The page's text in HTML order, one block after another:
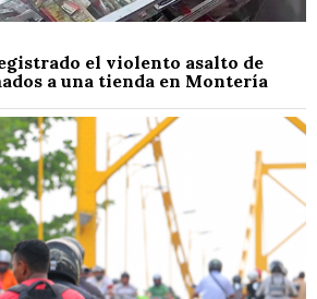
el violento asalto de
a una tienda en Montería